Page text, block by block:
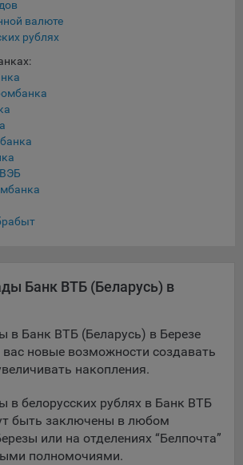
о тенденциях использования
использует информацию для
сайтах.
для определения целевой
целях, например Яндекс.Метрика,
хранятся не более года;
веб-аналитических
«Яндекс.Метрика»
на сервере Общества и не
лицам, часть из которых хранятся во
сайтом;
файлов cookie не позволяет
пользователей сайта, в том числе
работы сайта исходя из
«Инкогнито», чтобы ограничить
объем информации и
сессионные файлы cookie. Кроме
данных может удалить ранее
валюте
рублях
Банк ВТБ (Беларусь) в
в Банк ВТБ (Беларусь) в Березе
новые возможности создавать
накопления.
в белорусских рублях в Банк ВТБ
быть заключены в любом
или на отделениях “Белпочта”
полномочиями.